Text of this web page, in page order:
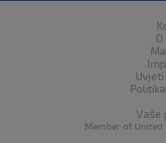
Vaše
Member of United